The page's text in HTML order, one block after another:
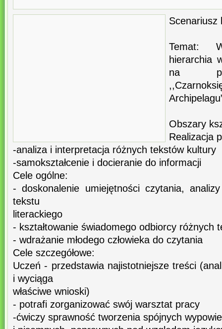
Scenariusz
Temat:
hierarchia
na
Obszary
Realizacja
-analiza i interpretacja różnych tekstów kultury
-samokształcenie i docieranie do informacji
Cele ogólne:
- doskonalenie umiejętności czytania,
tekstu
literackiego
- kształtowanie świadomego odbiorcy różnych
- wdrażanie młodego człowieka do czytania
Cele szczegółowe:
Uczeń - przedstawia najistotniejsze treści
i wyciąga
właściwe wnioski)
- potrafi zorganizować swój warsztat pracy
-ćwiczy sprawność tworzenia spójnych